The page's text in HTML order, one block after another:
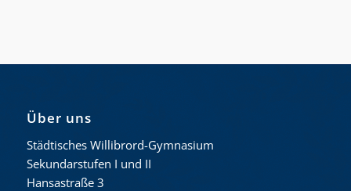
Über uns
Städtisches Willibrord-Gymnasium
Sekundarstufen I und II
Hansastraße 3